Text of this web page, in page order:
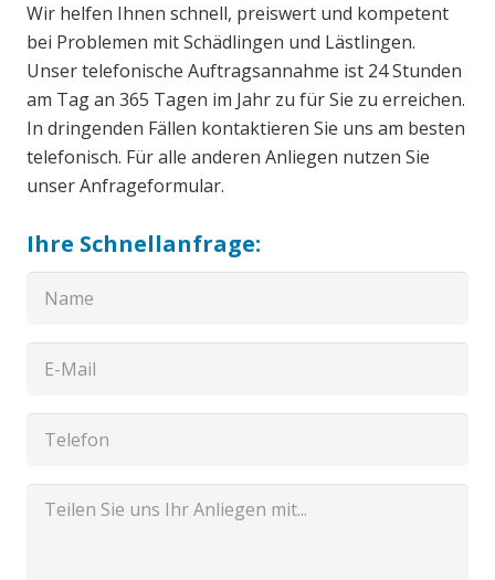
Wir helfen Ihnen schnell, preiswert und kompetent
bei Problemen mit Schädlingen und Lästlingen.
Unser telefonische Auftragsannahme ist 24 Stunden
am Tag an 365 Tagen im Jahr zu für Sie zu erreichen.
In dringenden Fällen kontaktieren Sie uns am besten
telefonisch. Für alle anderen Anliegen nutzen Sie
unser Anfrageformular.
Ihre Schnellanfrage: